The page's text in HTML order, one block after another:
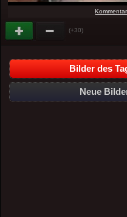
(+30)
Bilder des
Neue